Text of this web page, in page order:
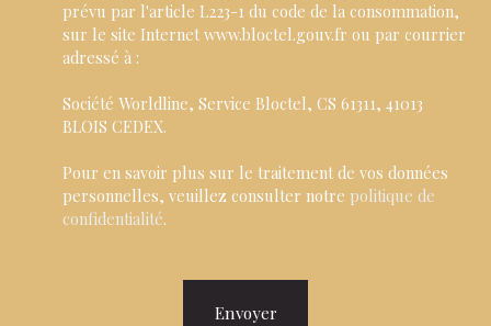
prévu par l'article L223-1 du code de la consommation,
sur le site Internet www.bloctel.gouv.fr ou par courrier
adressé à :
Société Worldline, Service Bloctel, CS 61311, 41013
BLOIS CEDEX.
Pour en savoir plus sur le traitement de vos données
personnelles, veuillez consulter notre politique de
confidentialité.
Envoyer